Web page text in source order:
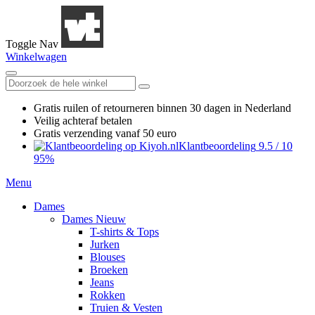
Toggle Nav
Winkelwagen
Gratis ruilen of retourneren binnen 30 dagen in Nederland
Veilig achteraf betalen
Gratis verzending vanaf 50 euro
Klantbeoordeling 9.5 / 10
95%
Menu
Dames
Dames Nieuw
T-shirts & Tops
Jurken
Blouses
Broeken
Jeans
Rokken
Truien & Vesten